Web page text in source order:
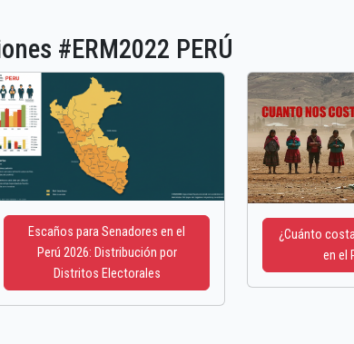
#ERM2022 PERÚ
Escaños para Senadores en el
Perú 2026: Distribución por
Distritos Electorales
¿Cuánto
en el